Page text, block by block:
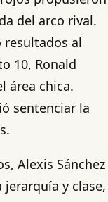
del arco rival.
resultados al
10, Ronald
área chica.
sentenciar la
Alexis Sánchez
y clase,